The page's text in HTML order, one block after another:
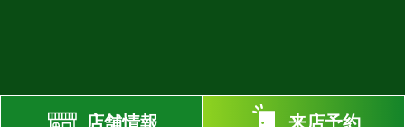
© Copyright 2026 岡山のオーダースーツ専門店｜ガルディ. All rights reserved.
店舗情報 来店予約